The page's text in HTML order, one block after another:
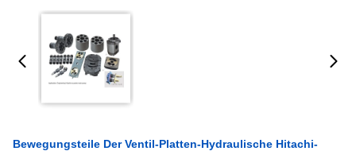
Bewegungsteile Der Ventil-Platten-Hydraulische Hitachi-